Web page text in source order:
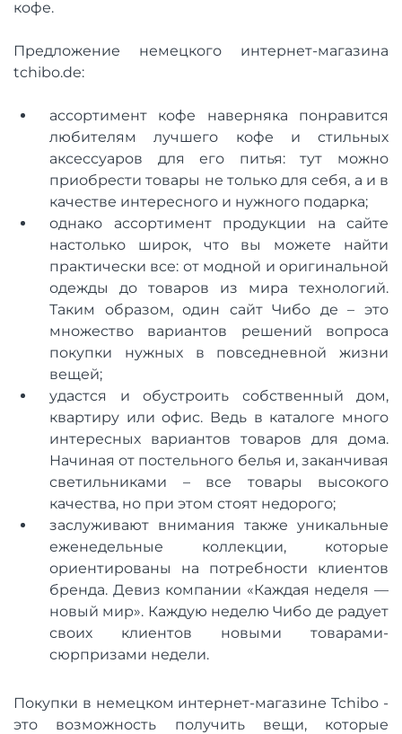
кофе.
Предложение немецкого интернет-магазина
tchibo.de:
ассортимент кофе наверняка понравится
любителям лучшего кофе и стильных
аксессуаров для его питья: тут можно
приобрести товары не только для себя, а и в
качестве интересного и нужного подарка;
однако ассортимент продукции на сайте
настолько широк, что вы можете найти
практически все: от модной и оригинальной
одежды до товаров из мира технологий.
Таким образом, один сайт Чибо де – это
множество вариантов решений вопроса
покупки нужных в повседневной жизни
вещей;
удастся и обустроить собственный дом,
квартиру или офис. Ведь в каталоге много
интересных вариантов товаров для дома.
Начиная от постельного белья и, заканчивая
светильниками – все товары высокого
качества, но при этом стоят недорого;
заслуживают внимания также уникальные
еженедельные коллекции, которые
ориентированы на потребности клиентов
бренда. Девиз компании «Каждая неделя —
новый мир». Каждую неделю Чибо де радует
своих клиентов новыми товарами-
сюрпризами недели.
Покупки в немецком интернет-магазине Tchibo -
это возможность получить вещи, которые